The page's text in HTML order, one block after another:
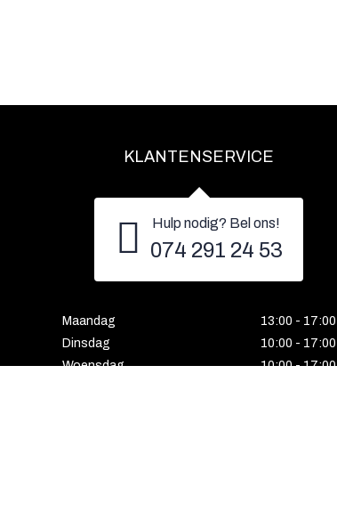
KLANTENSERVICE
Hulp nodig? Bel ons!
074 291 24 53
Maandag
13:00 - 17:00
Dinsdag
10:00 - 17:00
Woensdag
10:00 - 17:00